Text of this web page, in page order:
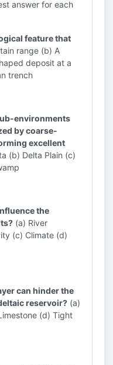
answer for each
feature that
range (b) A
deposit at a
trench
environments
by coarse-
excellent
(b) Delta Plain (c)
the
(a) River
(c) Climate (d)
can hinder the
reservoir? (a)
(d) Tight